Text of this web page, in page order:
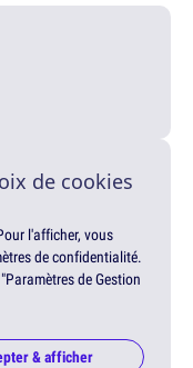
de cookies
l'afficher, vous
de confidentialité.
de Gestion
& afficher